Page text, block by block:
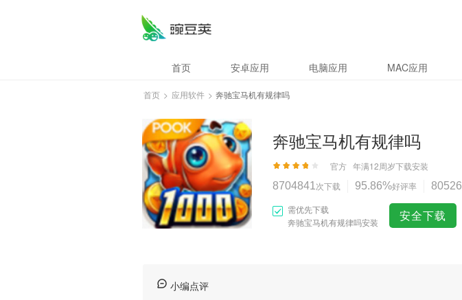
首页 安卓应用 电脑应用 MAC应用
首页 > 应用软件 > 奔驰宝马机有规律吗
奔驰宝马机有规律吗
官方 年满12周岁下载安装
8704841 次下载 95.86%好评率 80526
需优先下载
奔驰宝马机有规律吗安装
安全下载
小编点评